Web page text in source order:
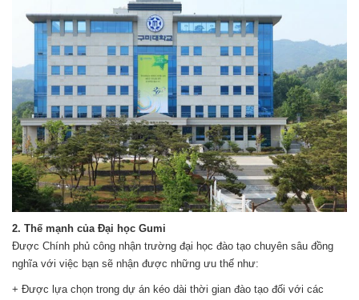
2. Thế mạnh của Đại học Gumi
Được Chính phủ công nhận trường đại học đào tạo chuyên sâu đồng
nghĩa với việc bạn sẽ nhận được những ưu thế như:
+ Được lựa chọn trong dự án kéo dài thời gian đào tạo đối với các